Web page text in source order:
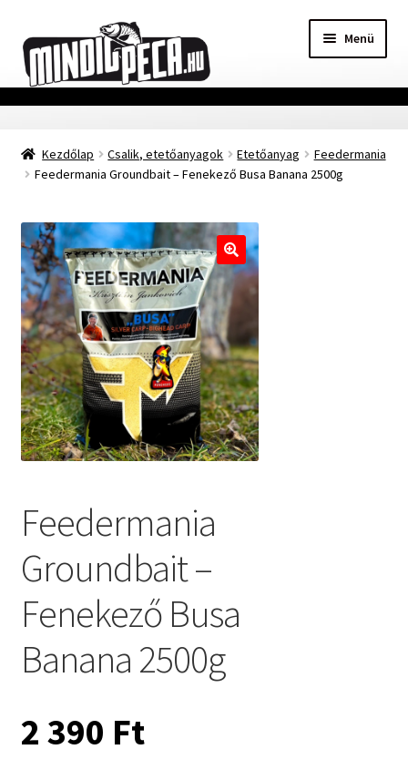
a
navigációhoz
a
tartalomba
Menü
Főoldal
Adatvédelmi nyilatkozat
Szállítási Információ
Kapcsolat
Márkák
Mohosz Versenynaptár 2025
Kezdőlap Csalik, etetőanyagok Etetőanyag
Feedermania
Feedermania Groundbait – Fenekező Busa Banana 2500g
🔍
Feedermania
Groundbait –
Fenekező Busa
Banana 2500g
2 390 Ft